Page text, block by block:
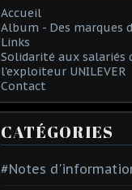
Accueil
Album - Des marques
Links
Solidarité aux salariés
l'exploiteur UNILEVER
Contact
CATÉGORIES
#Notes